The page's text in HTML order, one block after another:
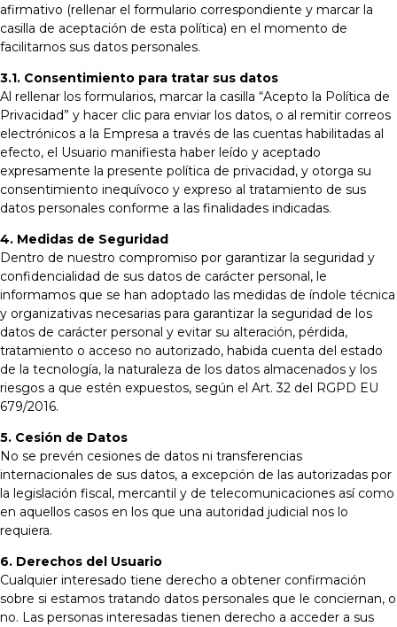
afirmativo (rellenar el formulario correspondiente y marcar la
casilla de aceptación de esta política) en el momento de
facilitarnos sus datos personales.
3.1. Consentimiento para tratar sus datos
Al rellenar los formularios, marcar la casilla “Acepto la Política de
Privacidad” y hacer clic para enviar los datos, o al remitir correos
electrónicos a la Empresa a través de las cuentas habilitadas al
efecto, el Usuario manifiesta haber leído y aceptado
expresamente la presente política de privacidad, y otorga su
consentimiento inequívoco y expreso al tratamiento de sus
datos personales conforme a las finalidades indicadas.
4. Medidas de Seguridad
Dentro de nuestro compromiso por garantizar la seguridad y
confidencialidad de sus datos de carácter personal, le
informamos que se han adoptado las medidas de índole técnica
y organizativas necesarias para garantizar la seguridad de los
datos de carácter personal y evitar su alteración, pérdida,
tratamiento o acceso no autorizado, habida cuenta del estado
de la tecnología, la naturaleza de los datos almacenados y los
riesgos a que estén expuestos, según el Art. 32 del RGPD EU
679/2016.
5. Cesión de Datos
No se prevén cesiones de datos ni transferencias
internacionales de sus datos, a excepción de las autorizadas por
la legislación fiscal, mercantil y de telecomunicaciones así como
en aquellos casos en los que una autoridad judicial nos lo
requiera.
6. Derechos del Usuario
Cualquier interesado tiene derecho a obtener confirmación
sobre si estamos tratando datos personales que le conciernan, o
no. Las personas interesadas tienen derecho a acceder a sus